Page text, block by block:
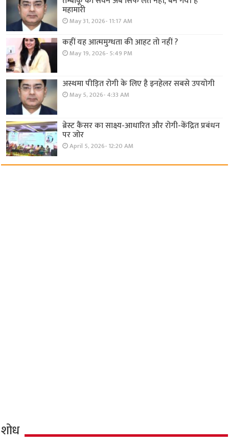
महामारी
May 31, 2026- 11:17 AM
कहीं यह आत्ममुग्धता की आहट तो नहीं ?
May 19, 2026- 5:49 PM
अस्थमा पीड़ित रोगी के लिए है इनहेलर सबसे उपयोगी
May 5, 2026- 4:33 AM
ब्रेस्ट कैंसर का साक्ष्य-आधारित और रोगी-केंद्रित प्रबंधन
पर जोर
April 5, 2026- 12:20 AM
शोध